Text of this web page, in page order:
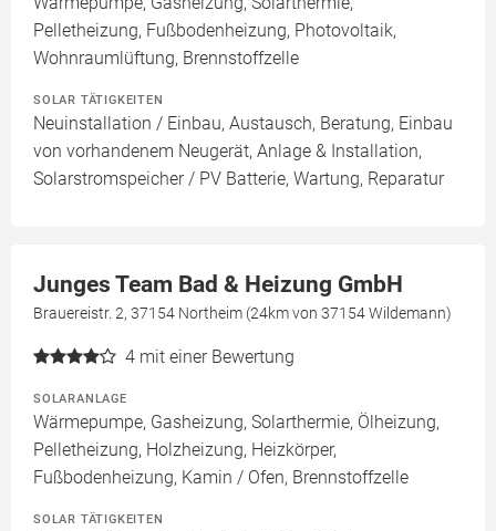
Pelletheizung, Fußbodenheizung, Photovoltaik,
Wohnraumlüftung, Brennstoffzelle
SOLAR TÄTIGKEITEN
Neuinstallation / Einbau, Austausch, Beratung, Einbau
von vorhandenem Neugerät, Anlage & Installation,
Solarstromspeicher / PV Batterie, Wartung, Reparatur
Junges Team Bad & Heizung GmbH
Brauereistr. 2, 37154 Northeim (24km von 37154 Wildemann)
4 mit einer Bewertung
SOLARANLAGE
Wärmepumpe, Gasheizung, Solarthermie, Ölheizung,
Pelletheizung, Holzheizung, Heizkörper,
Fußbodenheizung, Kamin / Ofen, Brennstoffzelle
SOLAR TÄTIGKEITEN